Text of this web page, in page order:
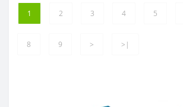
1 2 3 4 5
8 9 > >|